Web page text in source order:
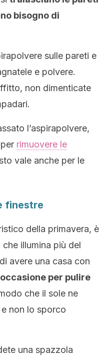
bisogno di
sulle pareti e
e polvere.
non dimenticate
l’aspirapolvere,
rimuovere le
vale anche per le
finestre
della primavera, è
illumina più del
avere una casa con
per pulire
che il sole ne
non lo sporco
una spazzola